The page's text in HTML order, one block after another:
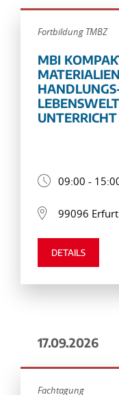
Fortbildung TMBZ
MBI
09:00 -
99096 Erfurt
DETAILS
17.09.2026
Fachtagung